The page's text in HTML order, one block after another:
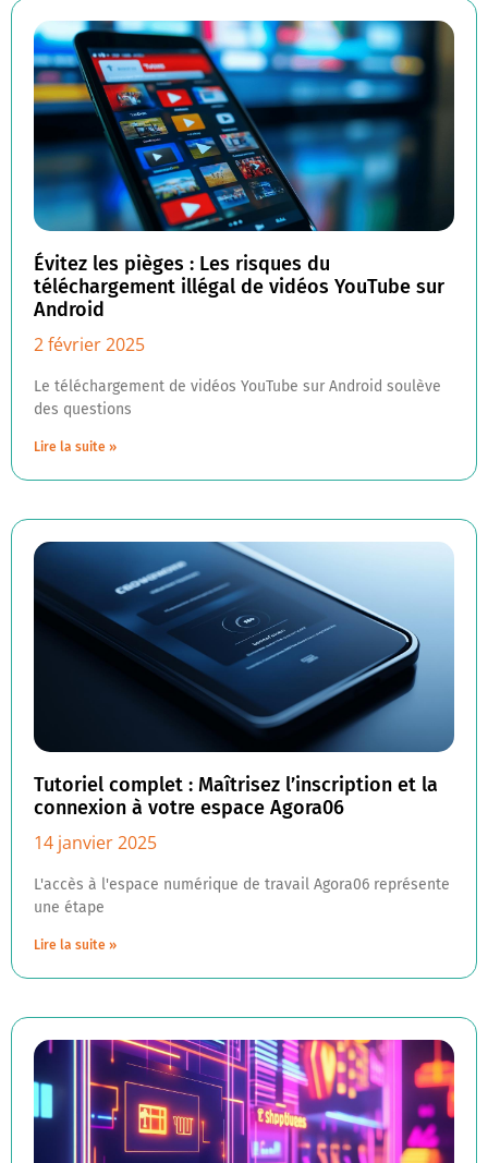
Évitez les pièges : Les risques du
téléchargement illégal de vidéos YouTube sur
Android
2 février 2025
Le téléchargement de vidéos YouTube sur Android soulève
des questions
Lire la suite »
Tutoriel complet : Maîtrisez l’inscription et la
connexion à votre espace Agora06
14 janvier 2025
L'accès à l'espace numérique de travail Agora06 représente
une étape
Lire la suite »